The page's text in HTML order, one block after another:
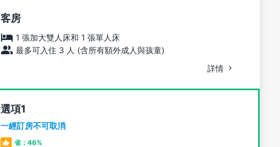
客房
1 張加大雙人床和 1 張單人床
最多可入住 3 人 (含所有額外成人與孩童)
詳情
選項
一經訂房不可取消
省：46%